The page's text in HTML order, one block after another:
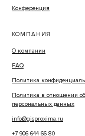
Конференция
КОМПАНИЯ
О компании
FAQ
Политика
Политика в отношении
персональных данных
info@gisproxima.ru
+7 906 644 66 80